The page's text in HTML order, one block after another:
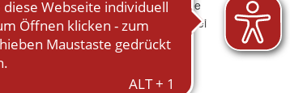
werden. Für die Richtigkeit der Angabe
übernimmt die Stadtverwaltung keinerlei
Gewähr.
Fehlt Ihre Veranstaltung?